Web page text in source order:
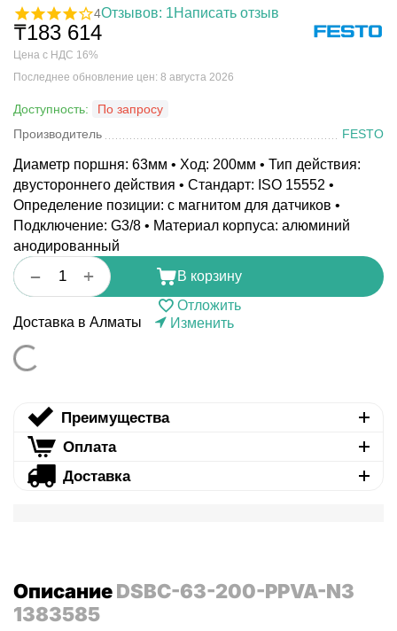
4Отзывов: 1Написать отзыв
₸183 614
Цена с НДС 16%
Последнее обновление цен: 8 августа 2026
Доступность:
По запросу
Производитель
FESTO
Диаметр поршня: 63мм • Ход: 200мм • Тип действия:
двустороннего действия • Стандарт: ISO 15552 •
Определение позиции: с магнитом для датчиков •
Подключение: G3/8 • Материал корпуса: алюминий
анодированный
+
−
В корзину
Отложить
Доставка в Алматы
Изменить
Преимущества
Оплата
Доставка
ОписаниеDSBC-63-200-PPVA-N3
1383585